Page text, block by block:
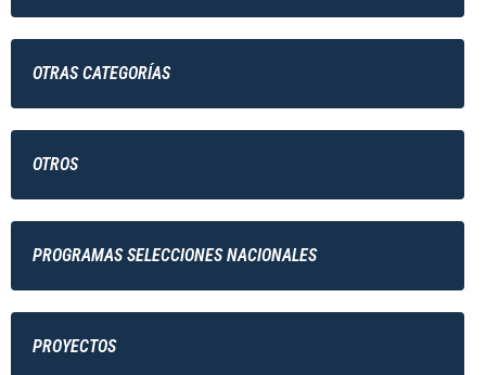
OTRAS CATEGORÍAS
OTROS
PROGRAMAS SELECCIONES NACIONALES
PROYECTOS